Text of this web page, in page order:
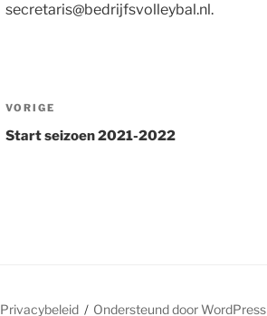
secretaris@bedrijfsvolleybal.nl.
Bericht
navigatie
Vorig
bericht
VORIGE
Start seizoen 2021-2022
Privacybeleid Ondersteund door WordPress